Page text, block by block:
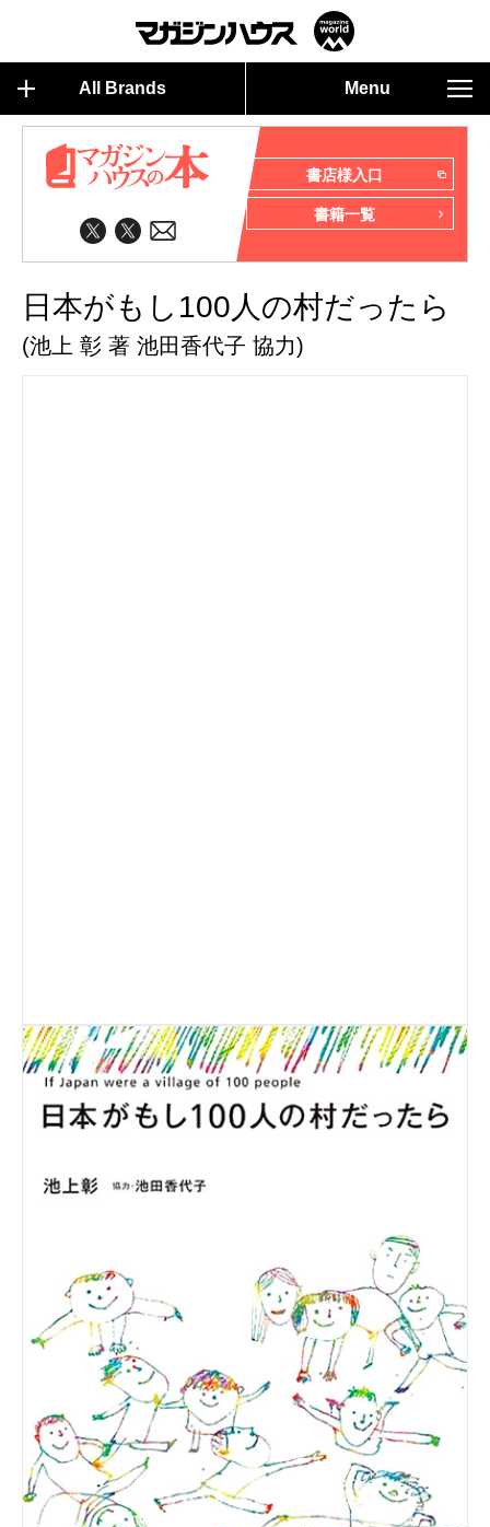
All Brands Menu
書店様入口
書籍一覧
日本がもし100人の村だったら
(池上 彰 著 池田香代子 協力)